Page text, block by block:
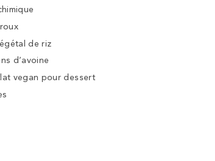
de riz
d’avoine
vegan pour dessert